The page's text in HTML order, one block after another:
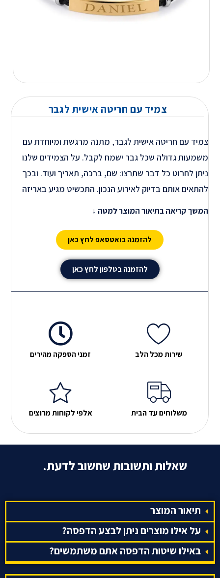
צמיד עם חריטה אישית לגבר
צמיד עם חריטה אישית לגבר, מתנה מרגשת ומיוחדת עם
משמעות גדולה שכל גבר ישמח לקבל. על הצמידים שלנו
ניתן לחרוט כל דבר שתרצו: שם, ברכה, תאריך ועוד. ובכך
להתאים אותם בדיוק לאירוע הנכון. התכשיט מגיע באריזה
מנת לספק לכם את המוצר המושלם.
המשך קריאה בתיאור המוצר למטה ↓
להזמנה בואטסאפ לחץ כאן
להזמנה בטלפון לחץ כאן
שירות מכל הלב זמני הספקה מהירים
משלוחים עד הבית אלפי לקוחות מרוצים
שאלות ותשובות שחשוב לדעת.
תיאור המוצר
על אילו מוצרים ניתן לבצע הדפסה?
באילו שיטות הדפסה אתם משתמשים?